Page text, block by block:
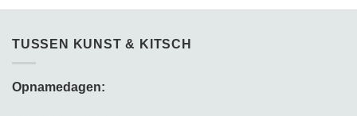
TUSSEN KUNST & KITSCH
Opnamedagen: